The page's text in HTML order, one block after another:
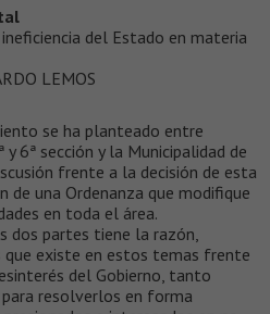
del Estado en materia
LEMOS
se ha planteado entre
6ª sección y la Municipalidad de
frente a la decisión de esta
de una Ordenanza que modifique
en toda el área.
dos partes tiene la razón,
que existe en estos temas frente
del Gobierno, tanto
resolverlos en forma